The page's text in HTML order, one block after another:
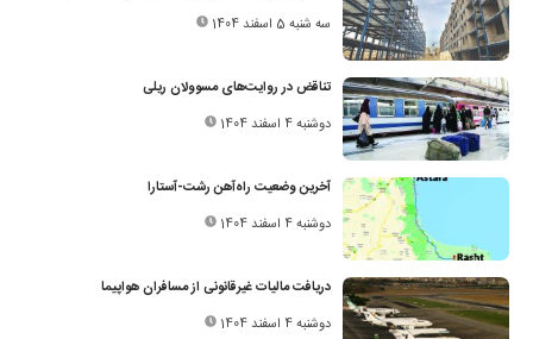
سه شنبه 5 اسفند 1404
تناقض در روایت‌های مسوولان ریلی
دوشنبه 4 اسفند 1404
آخرین وضعیت راه‌آهن رشت-آستارا
دوشنبه 4 اسفند 1404
دریافت مالیات غیرقانونی از مسافران هواپیما
دوشنبه 4 اسفند 1404